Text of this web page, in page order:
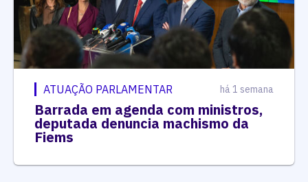
ATUAÇÃO PARLAMENTAR há 1 semana
Barrada em agenda com ministros,
deputada denuncia machismo da
Fiems